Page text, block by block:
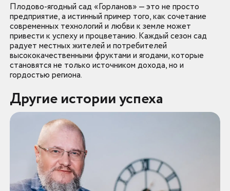
Плодово-ягодный сад «Горланов» — это не просто
предприятие, а истинный пример того, как сочетание
современных технологий и любви к земле может
привести к успеху и процветанию. Каждый сезон сад
радует местных жителей и потребителей
высококачественными фруктами и ягодами, которые
становятся не только источником дохода, но и
гордостью региона.
Другие истории успеха